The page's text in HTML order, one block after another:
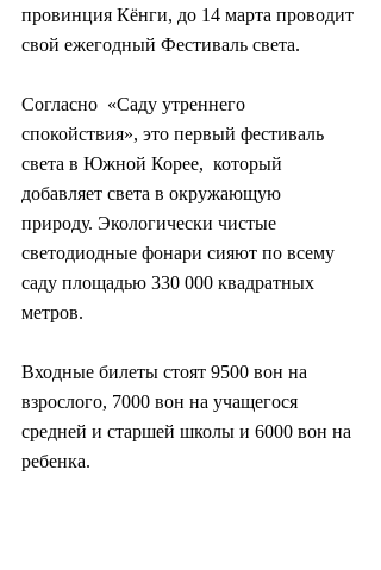
провинция Кёнги, до 14 марта проводит
свой ежегодный Фестиваль света.
Согласно  «Саду утреннего
спокойствия», это первый фестиваль
света в Южной Корее,  который
добавляет света в окружающую
природу. Экологически чистые
светодиодные фонари сияют по всему
саду площадью 330 000 квадратных
метров.
Входные билеты стоят 9500 вон на
взрослого, 7000 вон на учащегося
средней и старшей школы и 6000 вон на
ребенка.